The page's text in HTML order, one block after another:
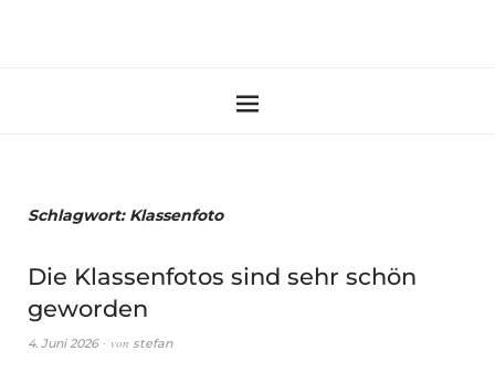
Schlagwort: Klassenfoto
Die Klassenfotos sind sehr schön
geworden
4. Juni 2026 von stefan